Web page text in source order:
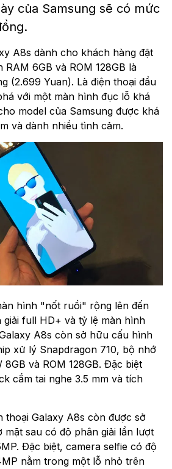
của Samsung sẽ có mức
A8s dành cho khách hàng đặt
6GB và ROM 128GB là
(2.699 Yuan). Là điện thoại đầu
với một màn hình đục lỗ khá
model của Samsung được khá
và dành nhiều tình cảm.
hình "nốt ruồi" rộng lên đến
full HD+ và tỷ lệ màn hình
A8s còn sở hữu cấu hình
xử lý Snapdragon 710, bộ nhớ
và ROM 128GB. Đặc biệt
cắm tai nghe 3.5 mm và tích
thoại Galaxy A8s còn được sở
mặt sau có độ phân giải lần lượt
Đặc biệt, camera selfie có độ
nằm trong một lỗ nhỏ trên